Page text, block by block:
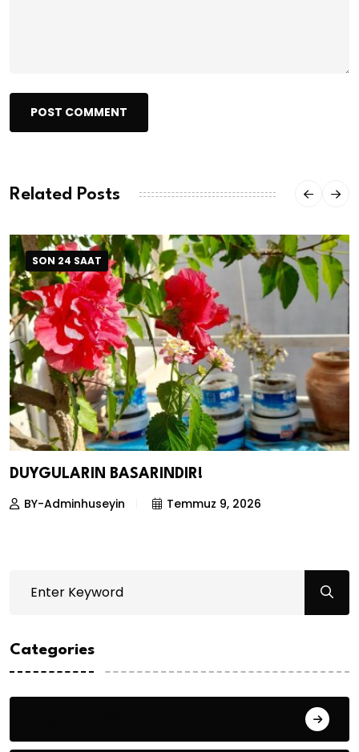
POST COMMENT
Related Posts
SON 24 SAAT
DUYGULARIN BASARINDIR!
BY-Adminhuseyin Temmuz 9, 2026
Categories